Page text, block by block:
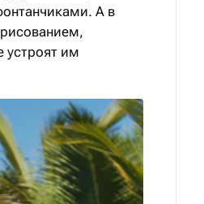
А в
устроят им